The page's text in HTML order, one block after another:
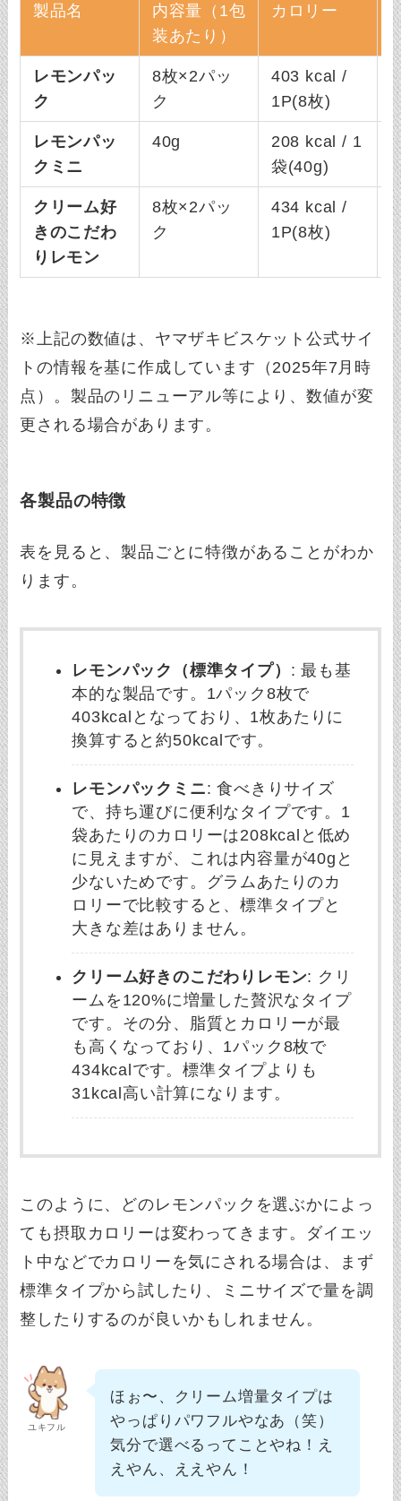
製品名
内容量（1包
装あたり）
カロリー
レモンパッ
ク
8枚×2パッ
ク
403 kcal /
1P(8枚)
レモンパッ
クミニ
40g
208 kcal / 1
袋(40g)
クリーム好
きのこだわ
りレモン
8枚×2パッ
ク
434 kcal /
1P(8枚)
※上記の数値は、ヤマザキビスケット公式サイ
トの情報を基に作成しています（2025年7月時
点）。製品のリニューアル等により、数値が変
更される場合があります。
各製品の特徴
表を見ると、製品ごとに特徴があることがわか
ります。
レモンパック（標準タイプ） : 最も基
本的な製品です。1パック8枚で
403kcalとなっており、1枚あたりに
換算すると約50kcalです。
レモンパックミニ: 食べきりサイズ
で、持ち運びに便利なタイプです。1
袋あたりのカロリーは208kcalと低め
に見えますが、これは内容量が40gと
少ないためです。グラムあたりのカ
ロリーで比較すると、標準タイプと
大きな差はありません。
クリーム好きのこだわりレモン: クリ
ームを120%に増量した贅沢なタイプ
です。その分、脂質とカロリーが最
も高くなっており、1パック8枚で
434kcalです。標準タイプよりも
31kcal高い計算になります。
このように、どのレモンパックを選ぶかによっ
ても摂取カロリーは変わってきます。ダイエッ
ト中などでカロリーを気にされる場合は、まず
標準タイプから試したり、ミニサイズで量を調
整したりするのが良いかもしれません。
ユキフル
ほぉ〜、クリーム増量タイプは
やっぱりパワフルやなあ（笑）
気分で選べるってことやね！え
えやん、ええやん！